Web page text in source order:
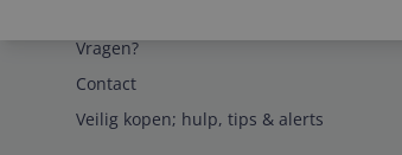
Vragen?
Contact
Veilig kopen; hulp, tips & alerts